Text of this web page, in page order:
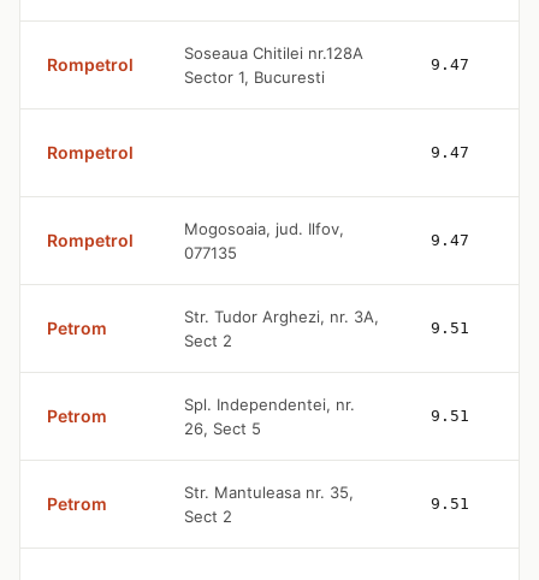
Rompetrol
Soseaua Chitilei nr.128A
Sector 1, Bucuresti
9.47
Rompetrol 9.47
Rompetrol
Mogosoaia, jud. Ilfov,
077135
9.47
Petrom
Str. Tudor Arghezi, nr. 3A,
Sect 2
9.51
Petrom
Spl. Independentei, nr.
26, Sect 5
9.51
Petrom
Str. Mantuleasa nr. 35,
Sect 2
9.51